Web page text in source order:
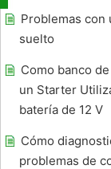
Problemas con
suelto
Como banco
un Starter
batería de 12 V
Cómo
problemas de